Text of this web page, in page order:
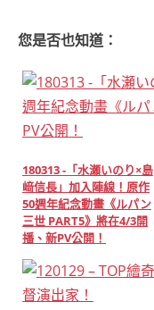
您是否也知道：
180313 -「水瀬いのり×島
﨑信長」加入陣線！原作
50週年紀念動畫《ルパン
三世 PART5》將在4/3開
播、新PV公開！